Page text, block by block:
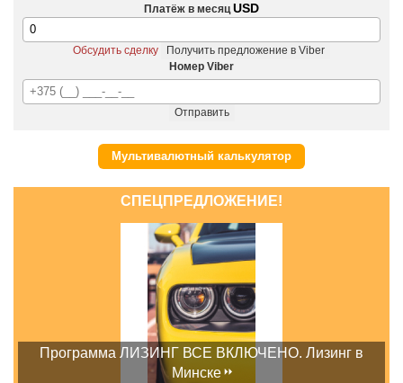
Платёж в месяц USD
Обсудить сделку
Получить предложение в Viber
Номер Viber
Отправить
Мультивалютный калькулятор
СПЕЦПРЕДЛОЖЕНИЕ!
Программа ЛИЗИНГ ВСЕ ВКЛЮЧЕНО. Лизинг в
Минске